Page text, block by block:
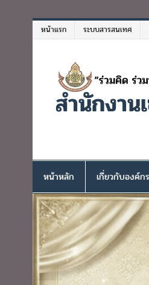
หน้าแรก ระบบสารสนเทศ
สำนักงา
หน้าหลัก เกี่ยวกับองค์กร